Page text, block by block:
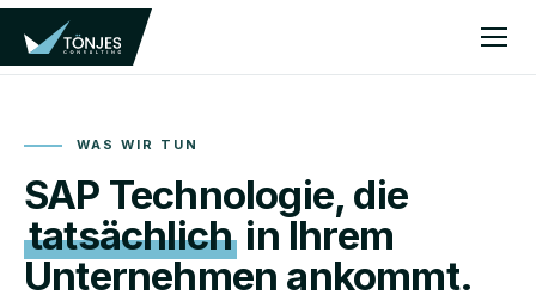
WAS WIR TUN
SAP Technologie, die
tatsächlich in Ihrem
Unternehmen ankommt.